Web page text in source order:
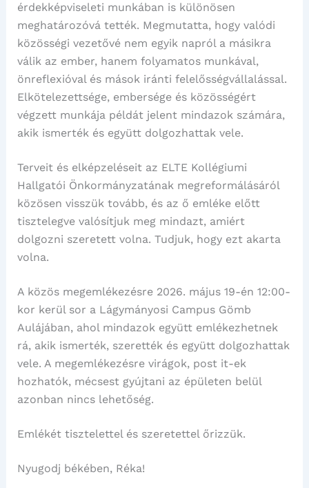
érdekképviseleti munkában is különösen
meghatározóvá tették. Megmutatta, hogy valódi
közösségi vezetővé nem egyik napról a másikra
válik az ember, hanem folyamatos munkával,
önreflexióval és mások iránti felelősségvállalással.
Elkötelezettsége, embersége és közösségért
végzett munkája példát jelent mindazok számára,
akik ismerték és együtt dolgozhattak vele.
Terveit és elképzeléseit az ELTE Kollégiumi
Hallgatói Önkormányzatának megreformálásáról
közösen visszük tovább, és az ő emléke előtt
tisztelegve valósítjuk meg mindazt, amiért
dolgozni szeretett volna. Tudjuk, hogy ezt akarta
volna.
A közös megemlékezésre 2026. május 19-én 12:00-
kor kerül sor a Lágymányosi Campus Gömb
Aulájában, ahol mindazok együtt emlékezhetnek
rá, akik ismerték, szerették és együtt dolgozhattak
vele. A megemlékezésre virágok, post it-ek
hozhatók, mécsest gyújtani az épületen belül
azonban nincs lehetőség.
Emlékét tisztelettel és szeretettel őrizzük.
Nyugodj békében, Réka!